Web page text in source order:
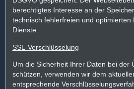
berechtigtes Interesse an der
technisch fehlerfreien und optimierten
Dienste.
SSL-Verschlüsselung
Um die Sicherheit Ihrer Daten bei der
schützen, verwenden wir dem
entsprechende